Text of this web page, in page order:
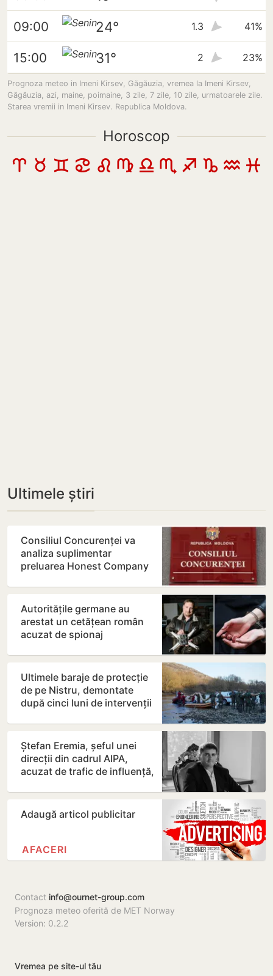
09:00 24° 1.3 41%
15:00 31° 2 23%
Prognoza meteo in Imeni Kirsev, Găgăuzia, vremea la Imeni Kirsev,
Găgăuzia, azi, maine, poimaine, 3 zile, 7 zile, 10 zile, urmatoarele zile.
Starea vremii in Imeni Kirsev. Republica Moldova.
Horoscop
Ultimele știri
Consiliul Concurenței va
analiza suplimentar
preluarea Honest Company
Autoritățile germane au
arestat un cetățean român
acuzat de spionaj
Ultimele baraje de protecție
de pe Nistru, demontate
după cinci luni de intervenții
Ștefan Eremia, șeful unei
direcții din cadrul AIPA,
acuzat de trafic de influență,
Adaugă articol publicitar
AFACERI
Contact info@ournet-group.com
Prognoza meteo oferită de MET Norway
Version: 0.2.2
Vremea pe site-ul tău